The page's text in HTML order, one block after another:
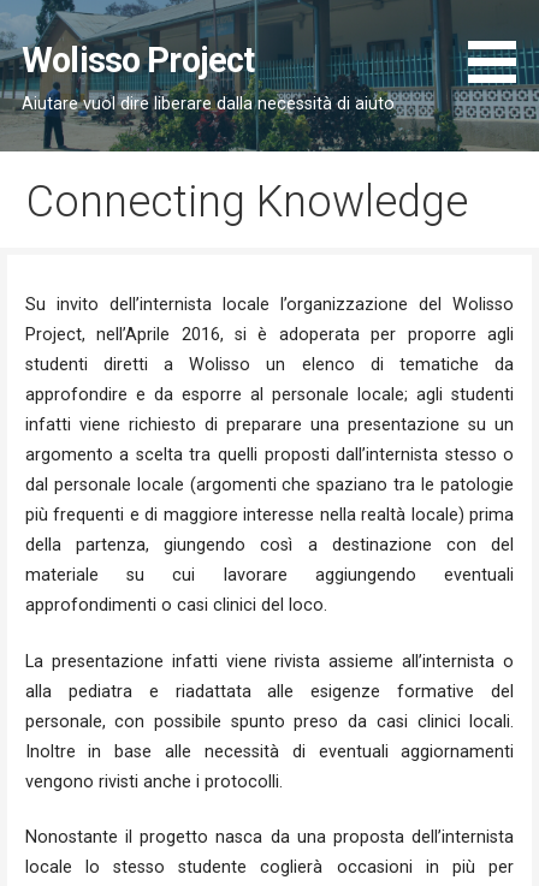
Passa
al
contenuto
Wolisso Project
Aiutare vuol dire liberare dalla necessità di aiuto
Connecting Knowledge
Su invito dell’internista locale l’organizzazione del Wolisso
Project, nell’Aprile 2016, si è adoperata per proporre agli
studenti diretti a Wolisso un elenco di tematiche da
approfondire e da esporre al personale locale; agli studenti
infatti viene richiesto di preparare una presentazione su un
argomento a scelta tra quelli proposti dall’internista stesso o
dal personale locale (argomenti che spaziano tra le patologie
più frequenti e di maggiore interesse nella realtà locale) prima
della partenza, giungendo così a destinazione con del
materiale su cui lavorare aggiungendo eventuali
approfondimenti o casi clinici del loco.
La presentazione infatti viene rivista assieme all’internista o
alla pediatra e riadattata alle esigenze formative del
personale, con possibile spunto preso da casi clinici locali.
Inoltre in base alle necessità di eventuali aggiornamenti
vengono rivisti anche i protocolli.
Nonostante il progetto nasca da una proposta dell’internista
locale lo stesso studente coglierà occasioni in più per